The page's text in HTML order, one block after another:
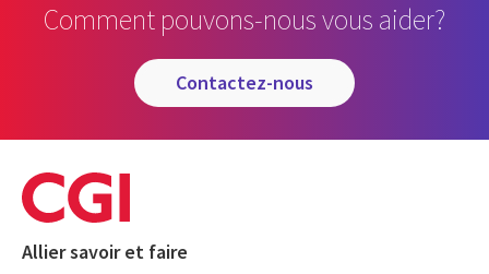
Comment pouvons-nous vous aider?
contactez-nous
Allier savoir et faire